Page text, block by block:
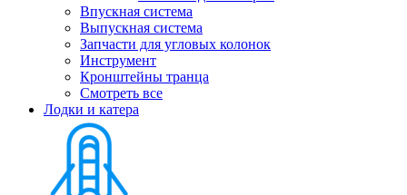
Впускная система
Выпускная система
Запчасти для угловых колонок
Инструмент
Кронштейны транца
Смотреть все
Лодки и катера